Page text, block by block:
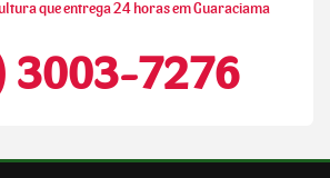
que entrega 24 horas em Guaraciama
3003-7276